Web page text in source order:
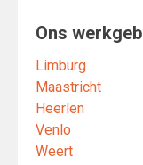
Ons
Limburg
Maastricht
Heerlen
Venlo
Weert